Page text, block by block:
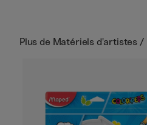
Plus de Matériels d'artistes /